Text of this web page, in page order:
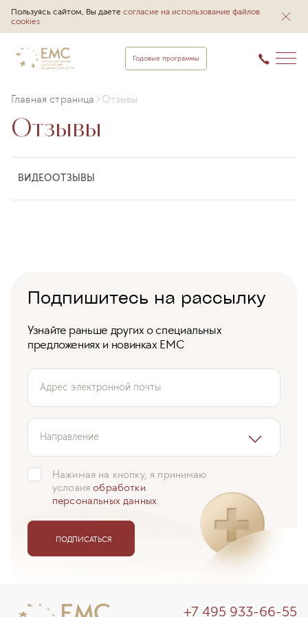
Пользуясь сайтом, Вы даете согласие на использование файлов
cookies
Годовые программы
Главная страница Отзывы
Отзывы
ВИДЕООТЗЫВЫ
Подпишитесь на рассылку
Узнайте раньше других о специальных
предложениях и новинках ЕМС
Адрес электронной почты
Направление
Нажимая на кнопку, я принимаю
условияобработки
персональных данных
ПОДПИСАТЬСЯ
+7 495 933-66-55